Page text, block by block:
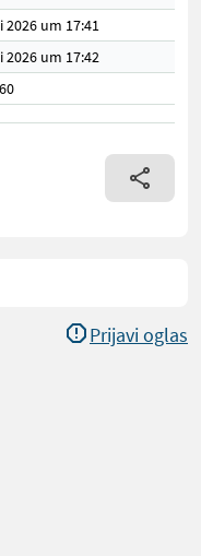
2026 um 17:41
2026 um 17:42
Prijavi oglas